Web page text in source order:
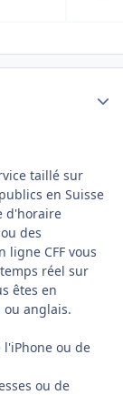
taillé sur
en Suisse
d'horaire
des
CFF vous
réel sur
êtes en
anglais.
ou de
ou de